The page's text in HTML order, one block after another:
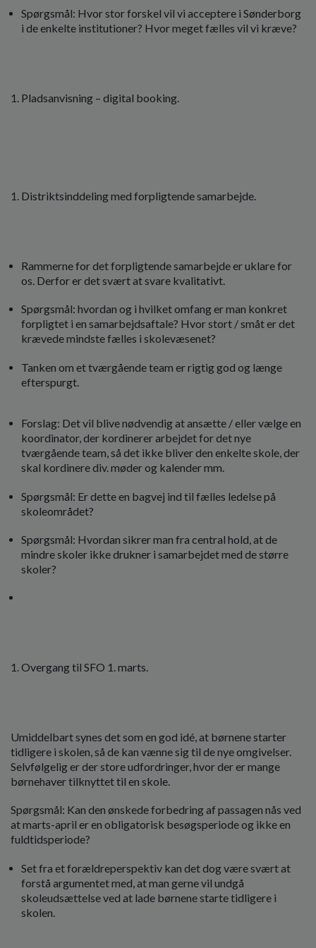
Spørgsmål: Hvor stor forskel vil vi acceptere i Sønderborg
i de enkelte institutioner? Hvor meget fælles vil vi kræve?
Pladsanvisning – digital booking.
Distriktsinddeling med forpligtende samarbejde.
Rammerne for det forpligtende samarbejde er uklare for
os. Derfor er det svært at svare kvalitativt.
Spørgsmål: hvordan og i hvilket omfang er man konkret
forpligtet i en samarbejdsaftale? Hvor stort / småt er det
krævede mindste fælles i skolevæsenet?
Tanken om et tværgående team er rigtig god og længe
efterspurgt.
Forslag: Det vil blive nødvendig at ansætte / eller vælge en
koordinator, der kordinerer arbejdet for det nye
tværgående team, så det ikke bliver den enkelte skole, der
skal kordinere div. møder og kalender mm.
Spørgsmål: Er dette en bagvej ind til fælles ledelse på
skoleområdet?
Spørgsmål: Hvordan sikrer man fra central hold, at de
mindre skoler ikke drukner i samarbejdet med de større
skoler?
Overgang til SFO 1. marts.
Umiddelbart synes det som en god idé, at børnene starter
tidligere i skolen, så de kan vænne sig til de nye omgivelser.
Selvfølgelig er der store udfordringer, hvor der er mange
børnehaver tilknyttet til en skole.
Spørgsmål: Kan den ønskede forbedring af passagen nås ved
at marts-april er en obligatorisk besøgsperiode og ikke en
fuldtidsperiode?
Set fra et forældreperspektiv kan det dog være svært at
forstå argumentet med, at man gerne vil undgå
skoleudsættelse ved at lade børnene starte tidligere i
skolen.